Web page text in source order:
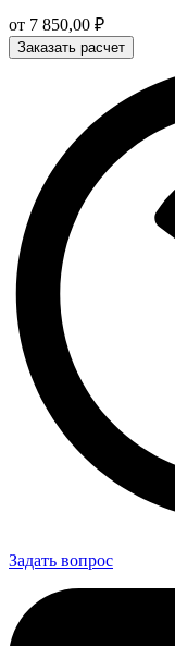
от 7 850,00 ₽
Заказать расчет
Задать вопрос